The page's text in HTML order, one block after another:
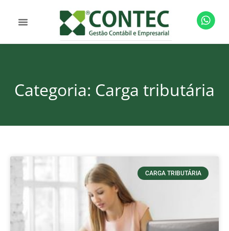
Categoria: Carga tributária
CARGA TRIBUTÁRIA